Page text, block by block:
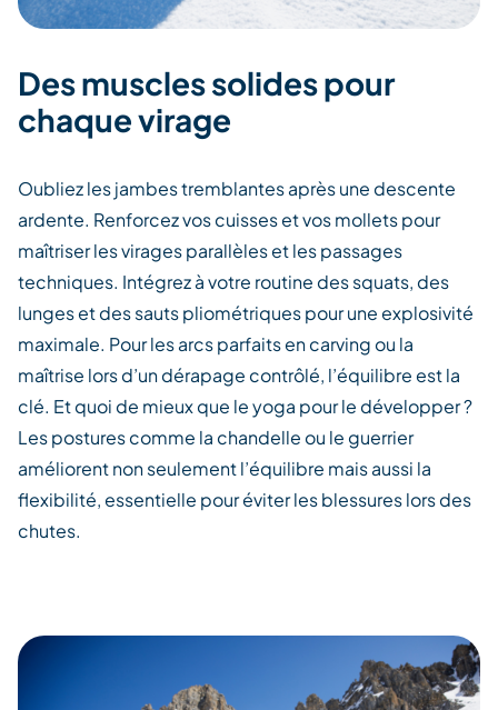
Des muscles solides pour
chaque virage
Oubliez les jambes tremblantes après une descente
ardente. Renforcez vos cuisses et vos mollets pour
maîtriser les virages parallèles et les passages
techniques. Intégrez à votre routine des squats, des
lungeset des sauts pliométriques pour une explosivité
maximale. Pour les arcs parfaits encarving ou la
maîtrise lors d’un dérapage contrôlé, l’équilibre est la
clé. Et quoi de mieux que le yoga pour le développer ?
Les postures comme la chandelle ou le guerrier
améliorent non seulement l’équilibre mais aussi la
flexibilité, essentielle pour éviter les blessures lors des
chutes.